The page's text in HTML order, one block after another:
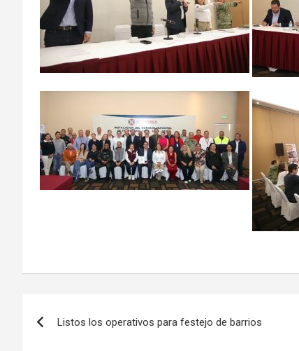
de
Listos los operativos para festejo de barrios